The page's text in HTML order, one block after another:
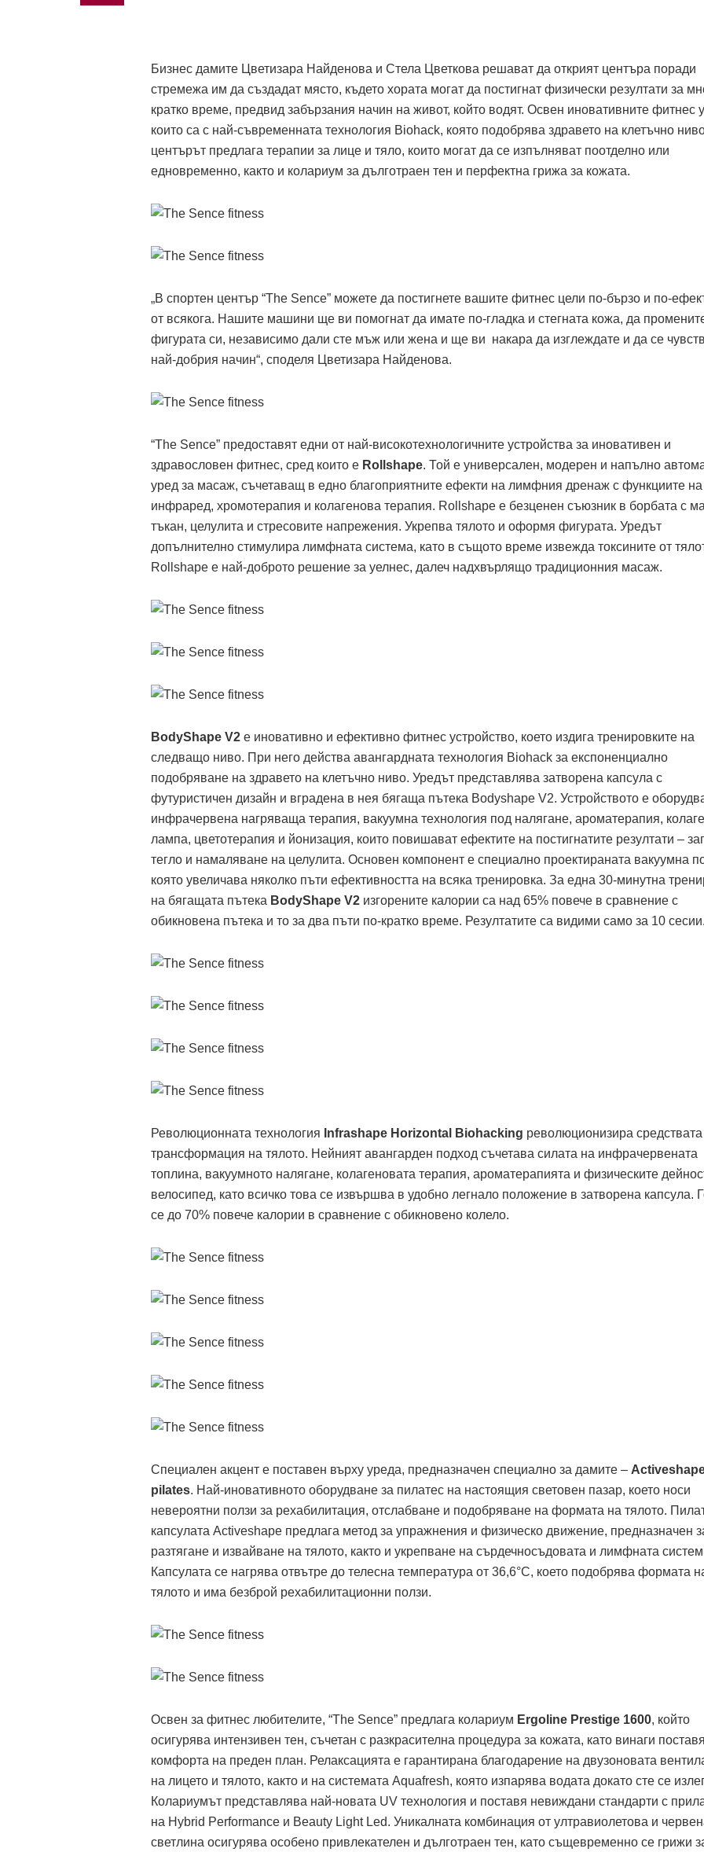
Бизнес дамите Цветизара Найденова и Стела Цветкова решават да открият центъра поради
стремежа им да създадат място, където хората могат да постигнат физически резултати за
кратко време, предвид забързания начин на живот, който водят. Освен иновативните фитнес
които са с най-съвременната технология Biohack, която подобрява здравето на клетъчно
центърът предлага терапии за лице и тяло, които могат да се изпълняват поотделно или
едновременно, както и колариум за дълготраен тен и перфектна грижа за кожата.
„В спортен център “The Sence” можете да постигнете вашите фитнес цели по-бързо и по-
от всякога. Нашите машини ще ви помогнат да имате по-гладка и стегната кожа, да
фигурата си, независимо дали сте мъж или жена и ще ви накара да изглеждате и да се
най-добрия начин“, споделя Цветизара Найденова.
“The Sence” предоставят едни от най-високотехнологичните устройства за иновативен и
здравословен фитнес, сред които е Rollshape. Той е универсален, модерен и напълно
уред за масаж, съчетаващ в едно благоприятните ефекти на лимфния дренаж с функциите на
инфраред, хромотерапия и колагенова терапия. Rollshape е безценен съюзник в борбата с
тъкан, целулита и стресовите напрежения. Укрепва тялото и оформя фигурата. Уредът
допълнително стимулира лимфната система, като в същото време извежда токсините от
Rollshape е най-доброто решение за уелнес, далеч надхвърлящо традиционния масаж.
BodyShape V2 е иновативно и ефективно фитнес устройство, което издига тренировките на
следващо ниво. При него действа авангардната технология Biohack за експоненциално
подобряване на здравето на клетъчно ниво. Уредът представлява затворена капсула с
футуристичен дизайн и вградена в нея бягаща пътека Bodyshape V2. Устройството е
инфрачервена нагряваща терапия, вакуумна технология под налягане, ароматерапия,
лампа, цветотерапия и йонизация, които повишават ефектите на постигнатите резултати –
тегло и намаляване на целулита. Основен компонент е специално проектираната вакуумна
която увеличава няколко пъти ефективността на всяка тренировка. За една 30-минутна
на бягащата пътека BodyShape V2 изгорените калории са над 65% повече в сравнение с
обикновена пътека и то за два пъти по-кратко време. Резултатите са видими само за 10 сесии.
Революционната технология Infrashape Horizontal Biohacking революционизира средствата
трансформация на тялото. Нейният авангарден подход съчетава силата на инфрачервената
топлина, вакуумното налягане, колагеновата терапия, ароматерапията и физическите
велосипед, като всичко това се извършва в удобно легнало положение в затворена капсула.
се до 70% повече калории в сравнение с обикновено колело.
Специален акцент е поставен върху уреда, предназначен специално за дамите –
pilates. Най-иновативното оборудване за пилатес на настоящия световен пазар, което носи
невероятни ползи за рехабилитация, отслабване и подобряване на формата на тялото.
капсулата Activeshape предлага метод за упражнения и физическо движение, предназначен
разтягане и извайване на тялото, както и укрепване на сърдечносъдовата и лимфната
Капсулата се нагрява отвътре до телесна температура от 36,6°C, което подобрява формата
тялото и има безброй рехабилитационни ползи.
Освен за фитнес любителите, “The Sence” предлага колариум Ergoline Prestige 1600, който
осигурява интензивен тен, съчетан с разкрасителна процедура за кожата, като винаги поставя
комфорта на преден план. Релаксацията е гарантирана благодарение на двузоновата
на лицето и тялото, както и на системата Aquafresh, която изпарява водата докато сте се
Колариумът представлява най-новата UV технология и поставя невиждани стандарти с
на Hybrid Performance и Beauty Light Led. Уникалната комбинация от ултравиолетова и
светлина осигурява особено привлекателен и дълготраен тен, като същевременно се грижи